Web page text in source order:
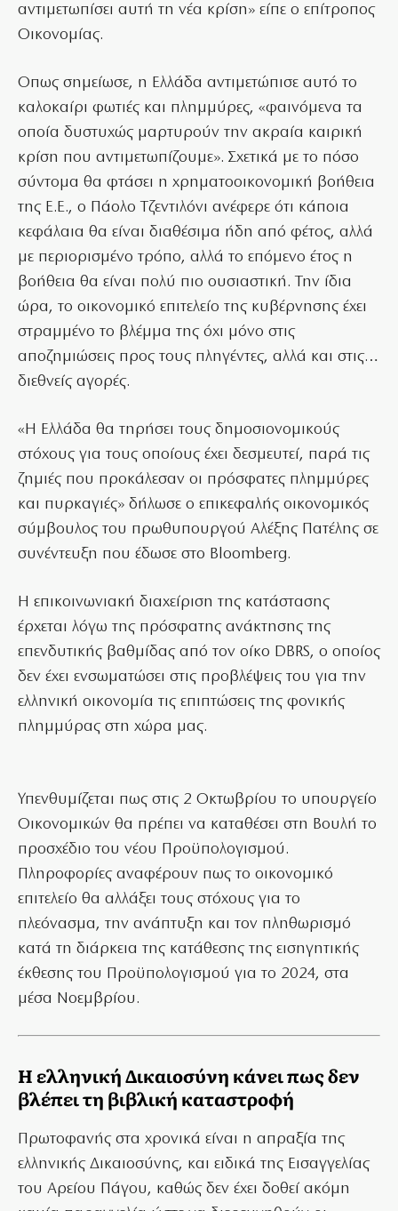
αντιμετωπίσει αυτή τη νέα κρίση» είπε ο επίτροπος
Οικονομίας.
Οπως σημείωσε, η Ελλάδα αντιμετώπισε αυτό το
καλοκαίρι φωτιές και πλημμύρες, «φαινόμενα τα
οποία δυστυχώς μαρτυρούν την ακραία καιρική
κρίση που αντιμετωπίζουμε». Σχετικά με το πόσο
σύντομα θα φτάσει η χρηματοοικονομική βοήθεια
της Ε.Ε., ο Πάολο Τζεντιλόνι ανέφερε ότι κάποια
κεφάλαια θα είναι διαθέσιμα ήδη από φέτος, αλλά
με περιορισμένο τρόπο, αλλά το επόμενο έτος η
βοήθεια θα είναι πολύ πιο ουσιαστική. Την ίδια
ώρα, το οικονομικό επιτελείο της κυβέρνησης έχει
στραμμένο το βλέμμα της όχι μόνο στις
αποζημιώσεις προς τους πληγέντες, αλλά και στις…
διεθνείς αγορές.
«Η Ελλάδα θα τηρήσει τους δημοσιονομικούς
στόχους για τους οποίους έχει δεσμευτεί, παρά τις
ζημιές που προκάλεσαν οι πρόσφατες πλημμύρες
και πυρκαγιές» δήλωσε ο επικεφαλής οικονομικός
σύμβουλος του πρωθυπουργού Αλέξης Πατέλης σε
συνέντευξη που έδωσε στο Bloomberg.
Η επικοινωνιακή διαχείριση της κατάστασης
έρχεται λόγω της πρόσφατης ανάκτησης της
επενδυτικής βαθμίδας από τον οίκο DBRS, ο οποίος
δεν έχει ενσωματώσει στις προβλέψεις του για την
ελληνική οικονομία τις επιπτώσεις της φονικής
πλημμύρας στη χώρα μας.
Υπενθυμίζεται πως στις 2 Οκτωβρίου το υπουργείο
Οικονομικών θα πρέπει να καταθέσει στη Βουλή το
προσχέδιο του νέου Προϋπολογισμού.
Πληροφορίες αναφέρουν πως το οικονομικό
επιτελείο θα αλλάξει τους στόχους για το
πλεόνασμα, την ανάπτυξη και τον πληθωρισμό
κατά τη διάρκεια της κατάθεσης της εισηγητικής
έκθεσης του Προϋπολογισμού για το 2024, στα
μέσα Νοεμβρίου.
Η ελληνική Δικαιοσύνη κάνει πως δεν
βλέπει τη βιβλική καταστροφή
Πρωτοφανής στα χρονικά είναι η απραξία της
ελληνικής Δικαιοσύνης, και ειδικά της Εισαγγελίας
του Αρείου Πάγου, καθώς δεν έχει δοθεί ακόμη